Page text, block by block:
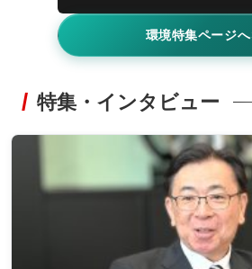
環境特集ページへ
特集・インタビュー